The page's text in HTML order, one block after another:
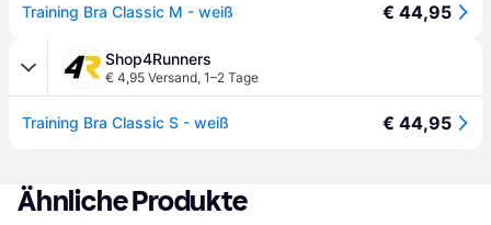
Training Bra Classic M - weiß € 44,95
Shop4Runners
€ 4,95 Versand, 1–2 Tage
Training Bra Classic S - weiß € 44,95
Ähnliche Produkte